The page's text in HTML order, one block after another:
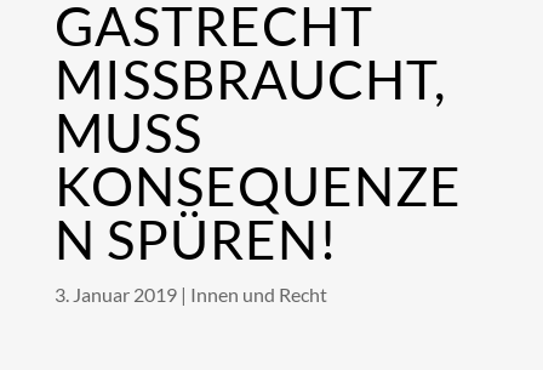
GASTRECHT
MISSBRAUCHT,
MUSS
KONSEQUENZE
N SPÜREN!
3. Januar 2019| Innen und Recht